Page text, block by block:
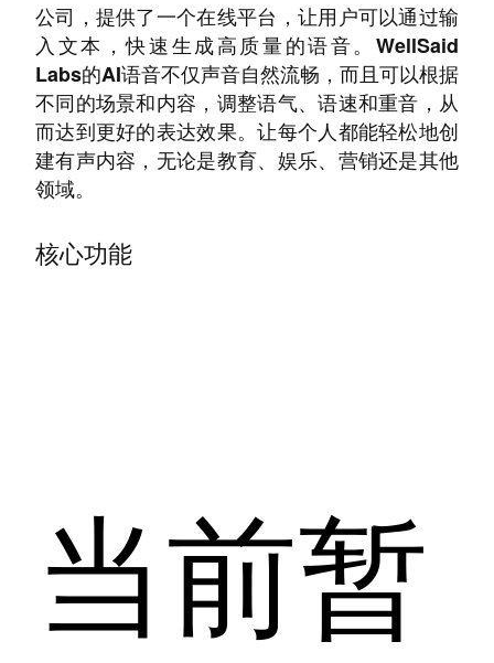
公司，提供了一个在线平台，让用户可以通过输
入文本，快速生成高质量的语音。WellSaid
Labs的AI语音不仅声音自然流畅，而且可以根据
不同的场景和内容，调整语气、语速和重音，从
而达到更好的表达效果。让每个人都能轻松地创
建有声内容，无论是教育、娱乐、营销还是其他
领域。
核心功能
当前暂